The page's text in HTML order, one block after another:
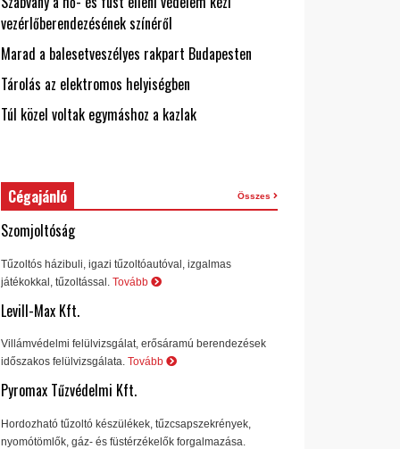
vezérlőberendezésének színéről
Marad a balesetveszélyes rakpart Budapesten
Tárolás az elektromos helyiségben
Túl közel voltak egymáshoz a kazlak
Cégajánló Összes
Szomjoltóság
Tűzoltós házibuli, igazi tűzoltóautóval, izgalmas
játékokkal, tűzoltással. Tovább
Levill-Max Kft.
Villámvédelmi felülvizsgálat, erősáramú berendezések
időszakos felülvizsgálata. Tovább
Pyromax Tűzvédelmi Kft.
Hordozható tűzoltó készülékek, tűzcsapszekrények,
nyomótömlők, gáz- és füstérzékelők forgalmazása.